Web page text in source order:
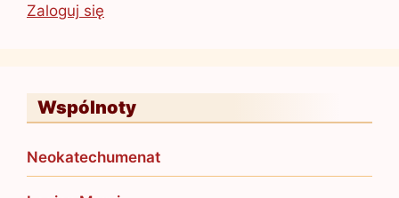
Zaloguj się
Wspólnoty
Neokatechumenat